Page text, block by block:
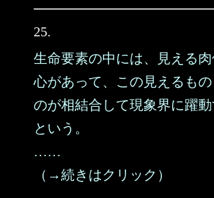
25.
生命要素の中には、見える
心があって、この見えるも
のが相結合して現象界に躍
という。
……
（→続きはクリック）